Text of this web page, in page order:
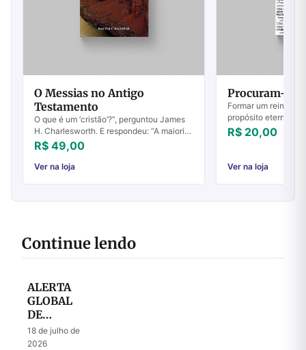
O Messias no Antigo
Testamento
O que é um ‘cristão’?”, perguntou James
H. Charlesworth. E respondeu: “A maioria
das pessoas responderia: quem acredita
que Jesus de Nazaré era ‘o Cristo’ qu...
R$ 49,00
Ver na loja
Procuram-se
Formar um reino de
propósito eterno
sobre tão alto
agora? Reinar
R$ 20,00
Ver na loja
Continue lendo
ALERTA
GLOBAL
DE
ORAÇÃO
– Julho
18 de julho de
2026